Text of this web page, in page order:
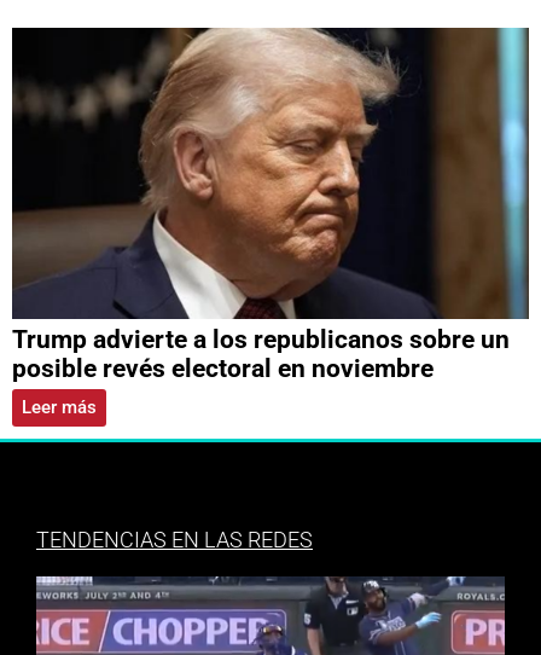
Trump advierte a los republicanos sobre un
posible revés electoral en noviembre
Leer más
TENDENCIAS EN LAS REDES